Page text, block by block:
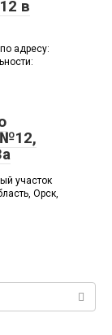
в
адресу:
№12,
участок
Орск,